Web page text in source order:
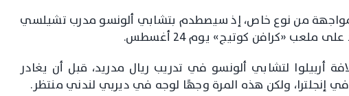
مواجهة من نوع خاص، إذ سيصطدم بتشابي ألونسو مدرب تشيلسي
«كرافن كوتيج» يوم 24 أغسطس.
أربيلوا لتشابي ألونسو في تدريب ريال مدريد، قبل أن يغادر
في إنجلترا، ولكن هذه المرة وجهًا لوجه في ديربي لندني منتظر.